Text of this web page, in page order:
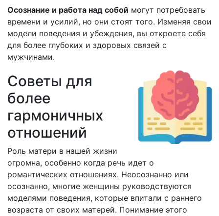
Осознание и работа над собой могут потребовать
времени и усилий, но они стоят того. Изменяя свои
модели поведения и убеждения, вы откроете себя
для более глубоких и здоровых связей с
мужчинами.
Советы для
более
гармоничных
отношений
Роль матери в нашей жизни
огромна, особенно когда речь идет о
романтических отношениях. Неосознанно или
осознанно, многие женщины руководствуются
моделями поведения, которые впитали с раннего
возраста от своих матерей. Понимание этого